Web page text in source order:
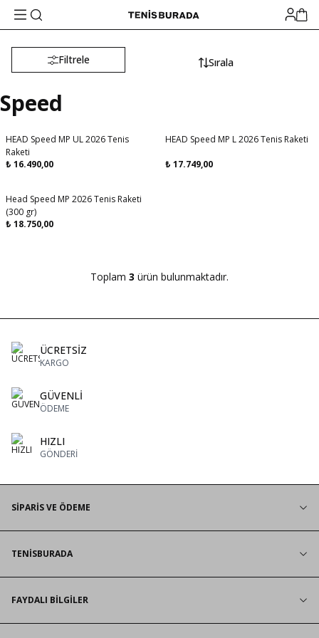
Filtrele Sırala
Speed
HEAD Speed ​​MP UL 2026 Tenis
Raketi
₺ 16.490,00
HEAD Speed MP L 2026 Tenis Raketi
₺ 17.749,00
Aynı Gün Kargo
Head Speed MP 2026 Tenis Raketi
(300 gr)
₺ 18.750,00
Toplam 3 ürün bulunmaktadır.
ÜCRETSİZ
KARGO
GÜVENLİ
ÖDEME
HIZLI
GÖNDERİ
SİPARİS VE ÖDEME
TENİSBURADA
FAYDALI BİLGİLER